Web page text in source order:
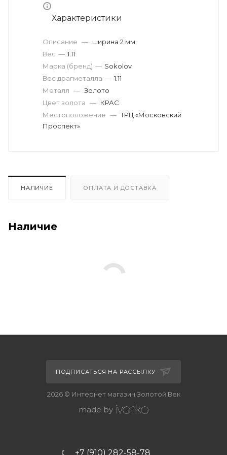
Характеристики
Описание — ширина 2 мм
Вес драгметалла — 1.11
Марка (бренд) — Sokolov
Вес — 1.11
Металл — Золото
Цвет золота — КРАС
Местоположение — ТРЦ «Московский
Проспект»
НАЛИЧИЕ ОПЛАТА И ДОСТАВКА
Наличие
ПОДПИСАТЬСЯ НА РАССЫЛКУ
2026 © Интернет магазин Золотой Век
made by
+7 (910) 282-58-78